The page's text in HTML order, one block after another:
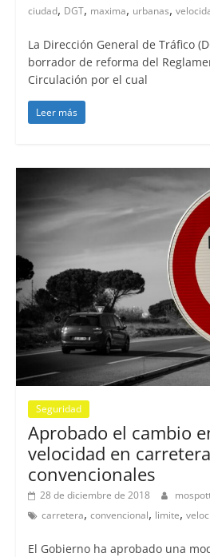
ciudad, DGT, maxima, urbanas,
La Dirección General de Tráfico
borrador de reforma del
Circulación por el cual
Leer más
Seguridad
Aprobado el cambio
velocidad en
convencionales
28 de diciembre de 2018
carretera, convencional, limite,
El Gobierno ha aprobado una